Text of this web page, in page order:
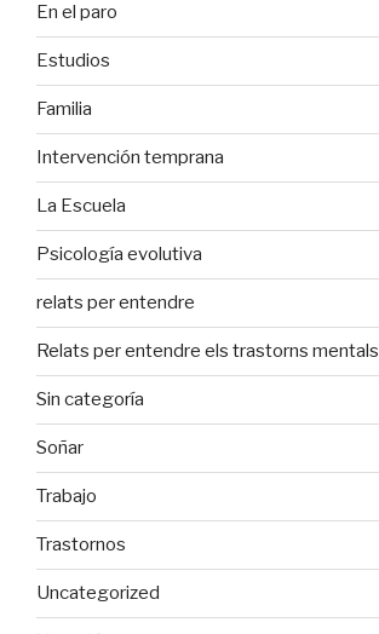
En el paro
Estudios
Familia
Intervención temprana
La Escuela
Psicología evolutiva
relats per entendre
Relats per entendre els trastorns mentals
Sin categoría
Soñar
Trabajo
Trastornos
Uncategorized